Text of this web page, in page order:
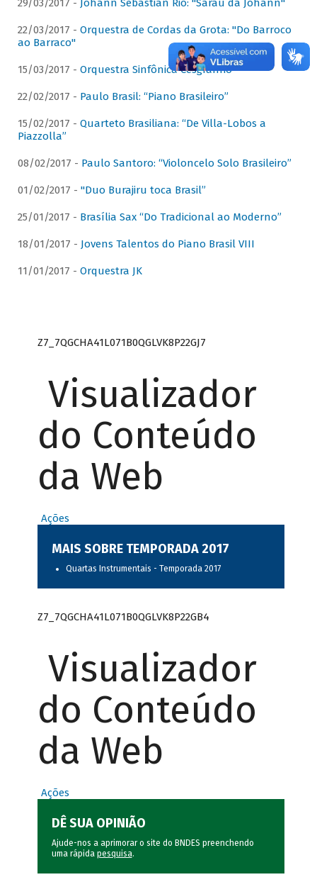
29/03/2017 - Johann Sebastian Rio: "Sarau da Johann"
22/03/2017 - Orquestra de Cordas da Grota: "Do Barroco
ao Barraco"
15/03/2017 - Orquestra Sinfônica Cesgranrio
22/02/2017 - Paulo Brasil: “Piano Brasileiro”
15/02/2017 - Quarteto Brasiliana: “De Villa-Lobos a
Piazzolla”
08/02/2017 - Paulo Santoro: “Violoncelo Solo Brasileiro”
01/02/2017 - "Duo Burajiru toca Brasil”
25/01/2017 - Brasília Sax “Do Tradicional ao Moderno”
18/01/2017 - Jovens Talentos do Piano Brasil VIII
11/01/2017 - Orquestra JK
Z7_7QGCHA41L071B0QGLVK8P22GJ7
Visualizador
do Conteúdo
da Web
Ações
MAIS SOBRE TEMPORADA 2017
Quartas Instrumentais - Temporada 2017
Z7_7QGCHA41L071B0QGLVK8P22GB4
Visualizador
do Conteúdo
da Web
Ações
DÊ SUA OPINIÃO
Ajude-nos a aprimorar o site do BNDES preenchendo
uma rápida pesquisa.